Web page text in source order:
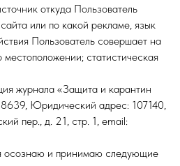
откуда Пользователь
или по какой рекламе, язык
Пользователь совершает на
статистическая
журнала «Защита и карантин
Юридический адрес: 107140,
пер., д. 21, стр. 1, email:
осознаю и принимаю следующие